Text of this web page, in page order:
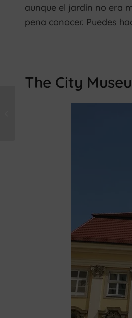
aunque el jardín no era
pena conocer. Puedes
The City
Sicilia en la piel: un